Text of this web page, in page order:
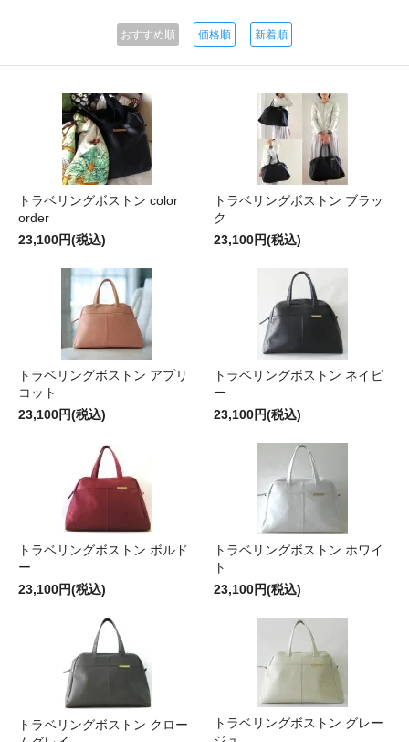
おすすめ順 価格順 新着順
トラベリングボストン color
order
23,100円(税込)
トラベリングボストン ブラッ
ク
23,100円(税込)
トラベリングボストン アプリ
コット
23,100円(税込)
トラベリングボストン ネイビ
ー
23,100円(税込)
トラベリングボストン ボルド
ー
23,100円(税込)
トラベリングボストン ホワイ
ト
23,100円(税込)
トラベリングボストン クロー
トラベリングボストン グレー